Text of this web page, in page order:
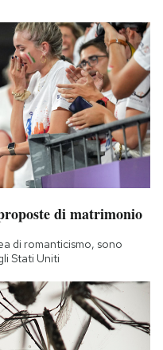
di matrimonio
di romanticismo, sono
Stati Uniti